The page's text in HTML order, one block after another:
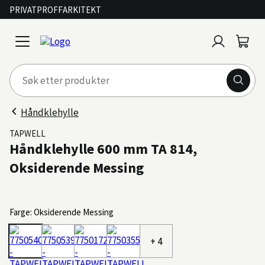
PRIVATPROFFARKITEKT
open
menu
inn
Håndklehylle
TAPWELL
Håndklehylle 600 mm TA 814,
Oksiderende Messing
Farge: Oksiderende Messing
+ 4